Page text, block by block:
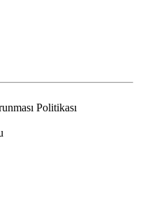
Politikası